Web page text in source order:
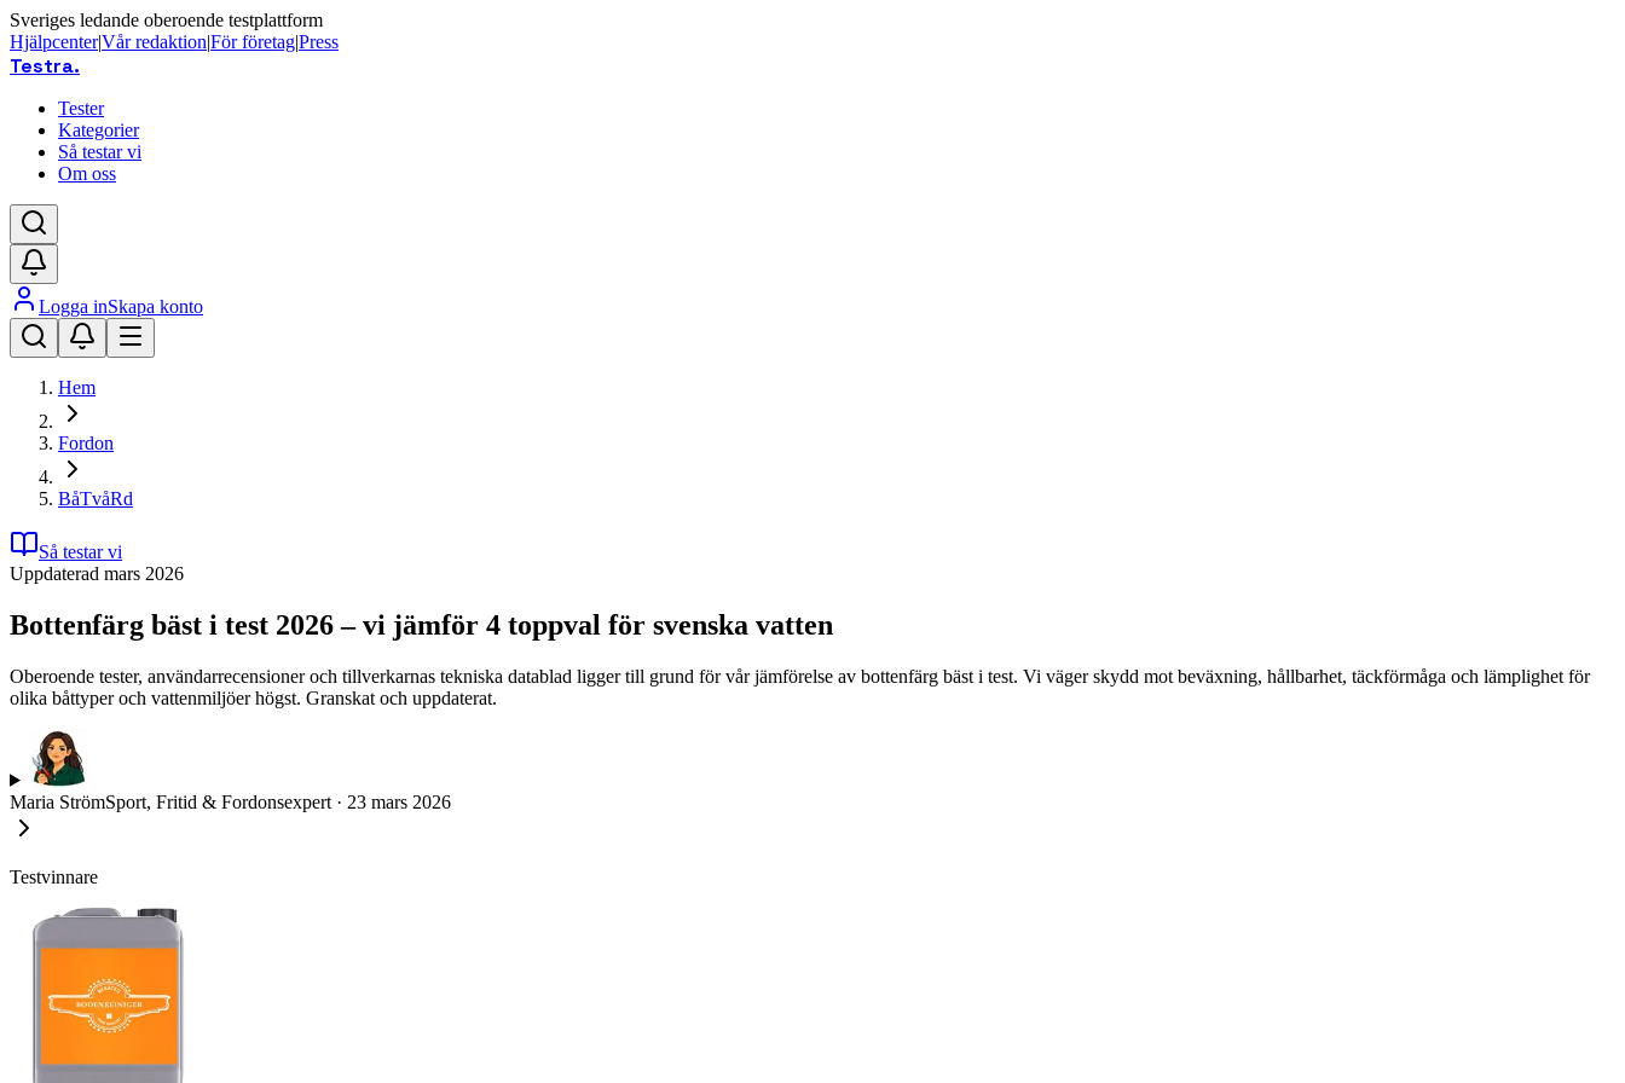
Sveriges ledande oberoende testplattform
Hjälpcenter|Vår redaktion|För företag|Press
Testra.
Tester
Kategorier
Så testar vi
Om oss
Logga inSkapa konto
Hem
Fordon
BåTvåRd
Så testar vi
Uppdaterad mars 2026
Bottenfärg bäst i test 2026 – vi jämför 4 toppval för svenska vatten
Oberoende tester, användarrecensioner och tillverkarnas tekniska datablad ligger till grund för vår jämförelse av bottenfärg bäst i test. Vi väger skydd mot beväxning, hållbarhet, täckförmåga och lämplighet för
olika båttyper och vattenmiljöer högst. Granskat och uppdaterat.
Maria StrömSport, Fritid & Fordonsexpert · 23 mars 2026
Testvinnare